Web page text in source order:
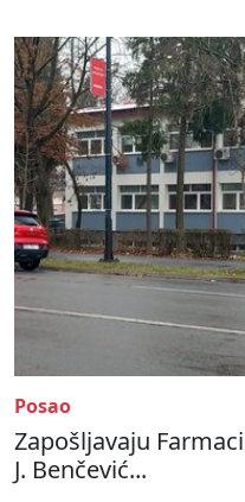
Posao
Zapošljavaju
J. Benčević...